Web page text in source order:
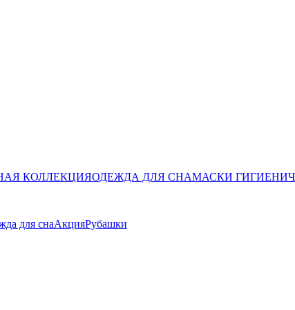
КОЛЛЕКЦИЯОДЕЖДА ДЛЯ СНАМАСКИ
для снаАкцияРубашки